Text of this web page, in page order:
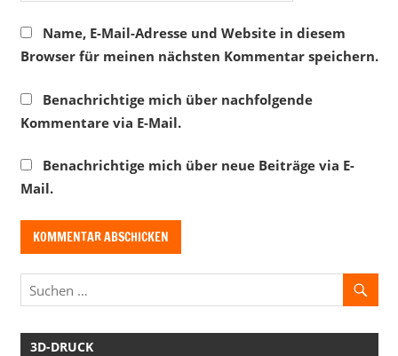
Name, E-Mail-Adresse und Website in diesem
Browser für meinen nächsten Kommentar speichern.
Benachrichtige mich über nachfolgende
Kommentare via E-Mail.
Benachrichtige mich über neue Beiträge via E-
Mail.
3D-DRUCK